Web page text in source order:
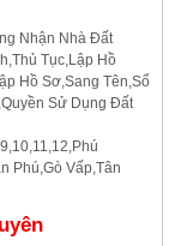
Nhận Nhà Đất
Tục,Lập Hồ
Hồ Sơ,Sang Tên,Sổ
Sử Dụng Đất
Phú,Gò Vấp,Tân